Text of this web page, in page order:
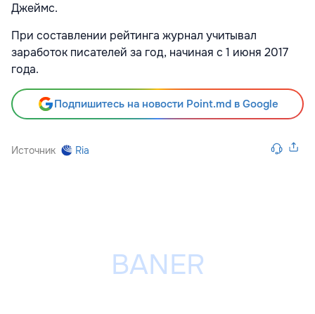
Джеймс.
При составлении рейтинга журнал учитывал
заработок писателей за год, начиная с 1 июня 2017
года.
Подпишитесь на новости Point.md в Google
Источник Ria